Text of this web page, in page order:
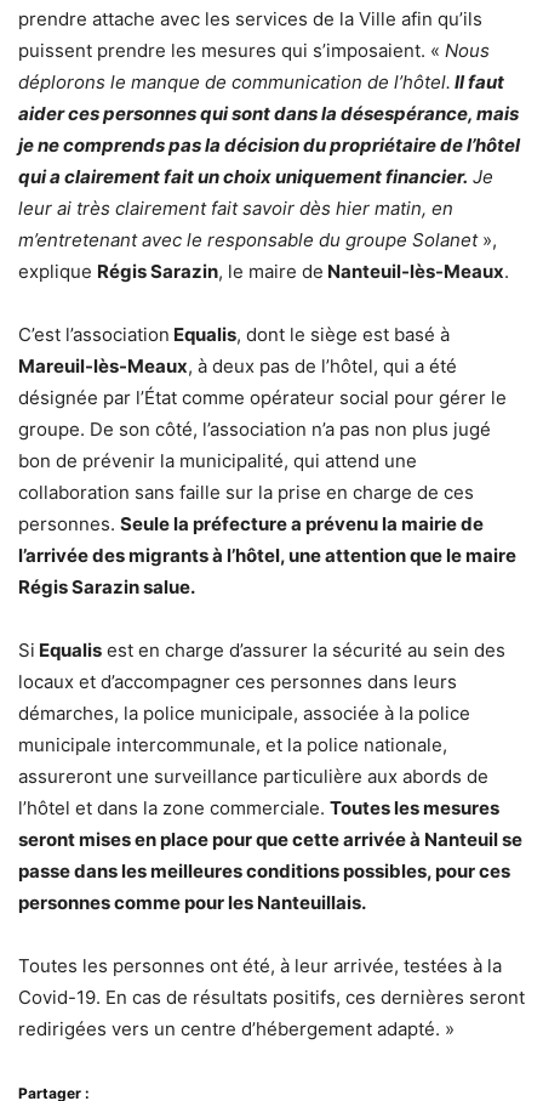
prendre attache avec les services de la Ville afin qu’ils
puissent prendre les mesures qui s’imposaient. « Nous
déplorons le manque de communication de l’hôtel. Il faut
aider ces personnes qui sont dans la désespérance, mais
je ne comprends pas la décision du propriétaire de l’hôtel
qui a clairement fait un choix uniquement financier. Je
leur ai très clairement fait savoir dès hier matin, en
m’entretenant avec le responsable du groupe Solanet»,
explique Régis Sarazin, le maire de Nanteuil-lès-Meaux.
C’est l’association Equalis, dont le siège est basé à
Mareuil-lès-Meaux, à deux pas de l’hôtel, qui a été
désignée par l’État comme opérateur social pour gérer le
groupe. De son côté, l’association n’a pas non plus jugé
bon de prévenir la municipalité, qui attend une
collaboration sans faille sur la prise en charge de ces
personnes. Seule la préfecture a prévenu la mairie de
l’arrivée des migrants à l’hôtel, une attention que le maire
Régis Sarazin salue.
Si Equalis est en charge d’assurer la sécurité au sein des
locaux et d’accompagner ces personnes dans leurs
démarches, la police municipale, associée à la police
municipale intercommunale, et la police nationale,
assureront une surveillance particulière aux abords de
l’hôtel et dans la zone commerciale. Toutes les mesures
seront mises en place pour que cette arrivée à Nanteuil se
passe dans les meilleures conditions possibles, pour ces
personnes comme pour les Nanteuillais.
Toutes les personnes ont été, à leur arrivée, testées à la
Covid-19. En cas de résultats positifs, ces dernières seront
redirigées vers un centre d’hébergement adapté. »
Partager :